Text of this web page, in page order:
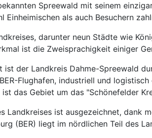
Spreewald mit seinem
Einheimischen als auch Besuchern
darunter neun Städte wie
ist die Zweisprachigkeit einiger
der Landkreis Dahme-Spreewald
Flughafen, industriell und
das Gebiet um das "Schönefelder
Landkreises ist ausgezeichnet, dank
(BER) liegt im nördlichen Teil des